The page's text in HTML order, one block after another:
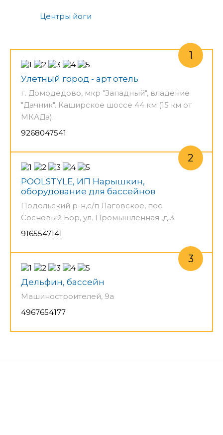
Центры йоги
Улетный город - арт отель
г. Домодедово, мкр "Западный", владение
"Дачник". Каширское шоссе 44 км (15 км от
МКАДа).
9268047541
POOLSTYLE, ИП Нарышкин,
оборудование для бассейнов
Подольский р-н,с/п Лаговское, пос.
Сосновый Бор, ул. Промышленная ,д.3
9165547141
Дельфин, бассейн
Машиностроителей, 9а
4967654177